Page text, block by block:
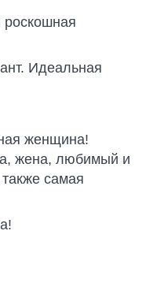
роскошная
Идеальная
женщина!
жена, любимый и
самая